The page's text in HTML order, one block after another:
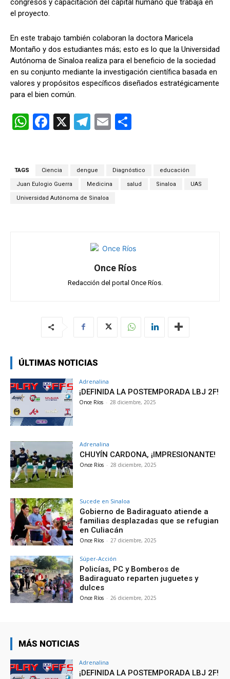
congresos y capacitación del capital humano que trabaja en
el proyecto.
En este trabajo también colaboran la doctora Maricela
Montaño y dos estudiantes más; esto es lo que la Universidad
Autónoma de Sinaloa realiza para el beneficio de la sociedad
en su conjunto mediante la investigación científica basada en
valores y propósitos específicos diseñados estratégicamente
para el bien común.
W
A
p
F
b
o
o
X
T
gr
a
m
E
p
ar
TAGS Ciencia dengue Diagnóstico educación
Juan Eulogio Guerra Medicina salud Sinaloa UAS
Universidad Autónoma de Sinaloa
Once Ríos
Redacción del portal Once Ríos.
ÚLTIMAS NOTICIAS
Adrenalina
¡DEFINIDA LA POSTEMPORADA LBJ 2F!
Once Ríos - 28 diciembre, 2025
Adrenalina
CHUYÍN CARDONA, ¡IMPRESIONANTE!
Once Ríos - 28 diciembre, 2025
Sucede en Sinaloa
Gobierno de Badiraguato atiende a
familias desplazadas que se refugian
en Culiacán
Once Ríos - 27 diciembre, 2025
Súper-Acción
Policías, PC y Bomberos de
Badiraguato reparten juguetes y
dulces
Once Ríos - 26 diciembre, 2025
MÁS NOTICIAS
Adrenalina
¡DEFINIDA LA POSTEMPORADA LBJ 2F!